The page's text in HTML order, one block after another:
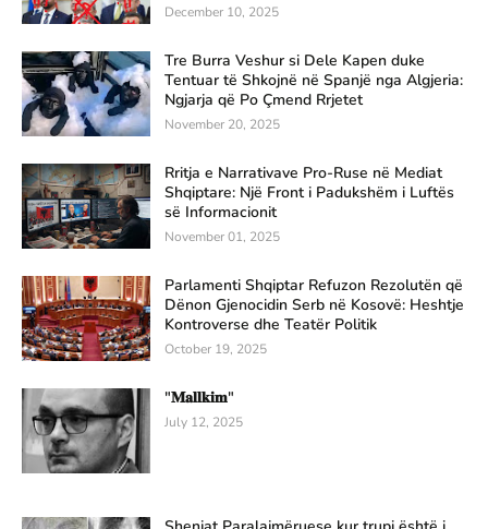
December 10, 2025
Tre Burra Veshur si Dele Kapen duke
Tentuar të Shkojnë në Spanjë nga Algjeria:
Ngjarja që Po Çmend Rrjetet
November 20, 2025
Rritja e Narrativave Pro-Ruse në Mediat
Shqiptare: Një Front i Padukshëm i Luftës
së Informacionit
November 01, 2025
Parlamenti Shqiptar Refuzon Rezolutën që
Dënon Gjenocidin Serb në Kosovë: Heshtje
Kontroverse dhe Teatër Politik
October 19, 2025
"𝐌𝐚𝐥𝐥𝐤𝐢𝐦"
July 12, 2025